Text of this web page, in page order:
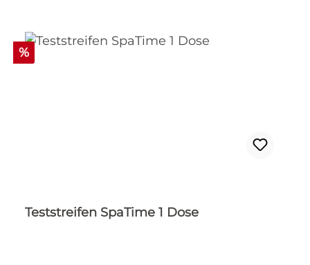
Rabatt
%
Teststreifen SpaTime 1 Dose